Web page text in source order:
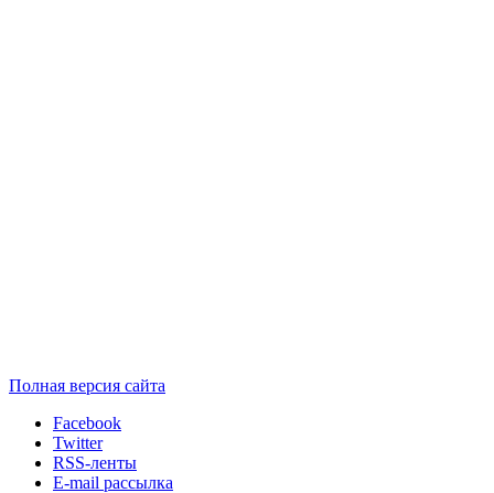
Полная версия сайта
Facebook
Twitter
RSS-ленты
E-mail рассылка